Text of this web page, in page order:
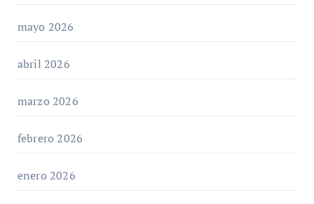
mayo 2026
abril 2026
marzo 2026
febrero 2026
enero 2026